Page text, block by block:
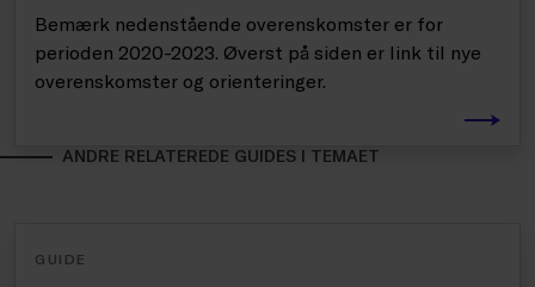
Bemærk nedenstående overenskomster er for
perioden 2020-2023. Øverst på siden er link til nye
overenskomster og orienteringer.
ANDRE RELATEREDE GUIDES I TEMAET
GUIDE